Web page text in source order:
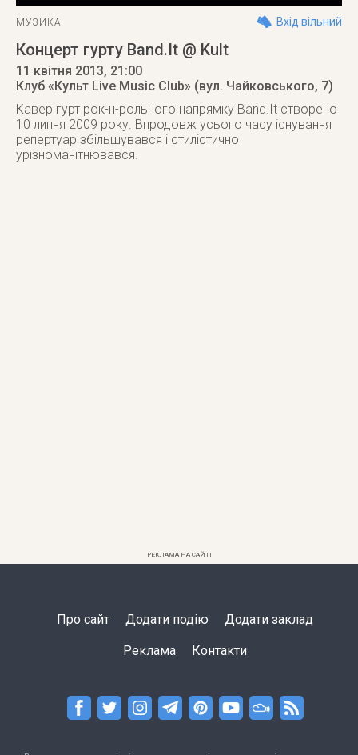
МУЗИКА Вхід вільний
Концерт гурту Band.It @ Kult
11 квітня 2013, 21:00
Клуб «Культ Live Music Club» (вул. Чайковського, 7)
Кавер гурт рок-н-рольного напрямку Band.It створено
10 липня 2009 року. Впродовж усього часу існування
репертуар збільшувався і стилістично
урізноманітнювався.
РЕКЛАМА НА САЙТІ
Про сайт Додати подію Додати заклад
Реклама Контакти